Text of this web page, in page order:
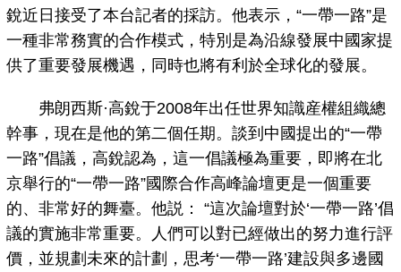
銳近日接受了本台記者的採訪。他表示，“一帶一路”是
一種非常務實的合作模式，特別是為沿線發展中國家提
供了重要發展機遇，同時也將有利於全球化的發展。
弗朗西斯·高銳于2008年出任世界知識産權組織總
幹事，現在是他的第二個任期。談到中國提出的“一帶
一路”倡議，高銳認為，這一倡議極為重要，即將在北
京舉行的“一帶一路”國際合作高峰論壇更是一個重要
的、非常好的舞臺。他説： “這次論壇對於‘一帶一路’倡
議的實施非常重要。人們可以對已經做出的努力進行評
價，並規劃未來的計劃，思考‘一帶一路’建設與多邊國